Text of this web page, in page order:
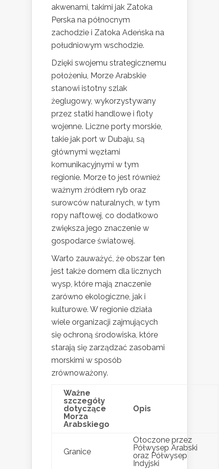
akwenami, takimi jak Zatoka
Perska na północnym
zachodzie i Zatoka Adeńska na
południowym wschodzie.
Dzięki swojemu strategicznemu
położeniu, Morze Arabskie
stanowi istotny szlak
żeglugowy, wykorzystywany
przez statki handlowe i floty
wojenne. Liczne porty morskie,
takie jak port w Dubaju, są
głównymi węzłami
komunikacyjnymi w tym
regionie. Morze to jest również
ważnym źródłem ryb oraz
surowców naturalnych, w tym
ropy naftowej, co dodatkowo
zwiększa jego znaczenie w
gospodarce światowej.
Warto zauważyć, że obszar ten
jest także domem dla licznych
wysp, które mają znaczenie
zarówno ekologiczne, jak i
kulturowe. W regionie działa
wiele organizacji zajmujących
się ochroną środowiska, które
starają się zarządzać zasobami
morskimi w sposób
zrównoważony.
Ważne
szczegóły
dotyczące
Morza
Arabskiego
Opis
Granice
Otoczone przez
Półwysep Arabski
oraz Półwysep
Indyjski